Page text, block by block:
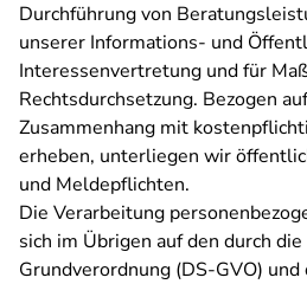
Durchführung von
unserer Informations- und
Interessenvertretung und für
Rechtsdurchsetzung. Bezogen
Zusammenhang mit
erheben, unterliegen wir
und Meldepflichten.
Die Verarbeitung
sich im Übrigen auf den durch
Grundverordnung (DS-GVO) und